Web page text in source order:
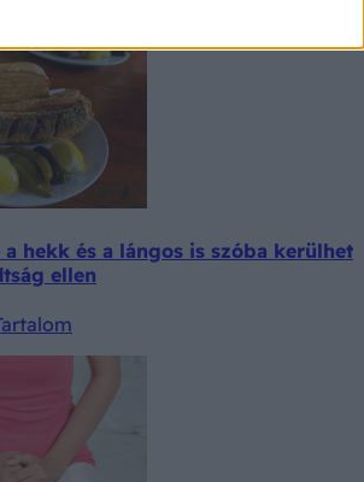
a hekk és a lángos is szóba kerülhet
ellen